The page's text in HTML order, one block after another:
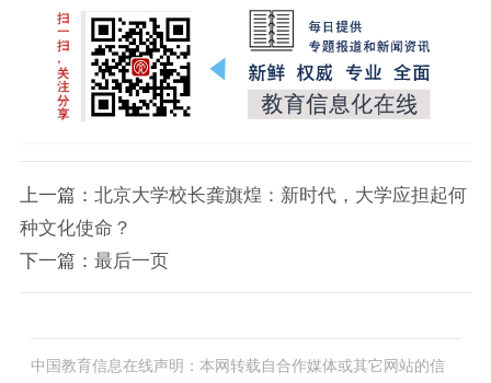
上一篇： 北京大学校长龚旗煌：新时代，大学应担起何
种文化使命？
下一篇： 最后一页
中国教育信息在线声明：本网转载自合作媒体或其它网站的信